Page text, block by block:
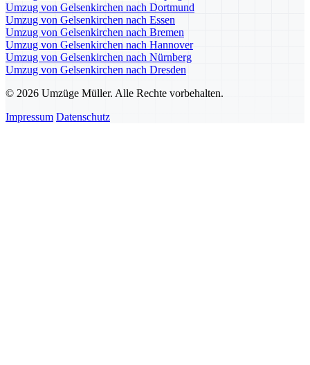
Umzug von Gelsenkirchen nach Dortmund
Umzug von Gelsenkirchen nach Essen
Umzug von Gelsenkirchen nach Bremen
Umzug von Gelsenkirchen nach Hannover
Umzug von Gelsenkirchen nach Nürnberg
Umzug von Gelsenkirchen nach Dresden
© 2026 Umzüge Müller. Alle Rechte vorbehalten.
Impressum Datenschutz